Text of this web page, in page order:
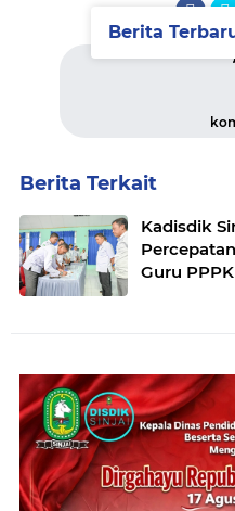
Berita Terkait
Kadisdik
Guru PPPK
Berita